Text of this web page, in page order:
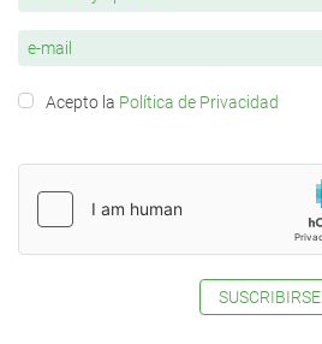
Acepto la Política de Privacidad
SUSCRIBIRSE